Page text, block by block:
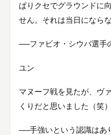
ぱりクセでグラウンドに
せん。それは当日になら
──ファビオ・シウバ選手
ユン
マヌーフ戦を見たが、ヴ
くりだと思いました（笑）
──手強いという認識はあ